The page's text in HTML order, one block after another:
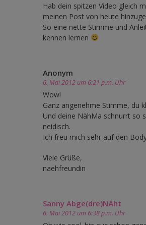
Hab dein spitzen Video gleich
meinen Post von heute
So eine nette Stimme und
kennen lernen
Anonym
6. Mai 2012 um 6:21 p.m. Uhr
Wow!
Ganz angenehme Stimme, du
Und deine NähMa schnurrt so
neidisch.
Ich freu mich sehr auf den
Viele Grüße,
naehfreundin
Sanny Abge(dre)NÄht
6. Mai 2012 um 6:38 p.m. Uhr